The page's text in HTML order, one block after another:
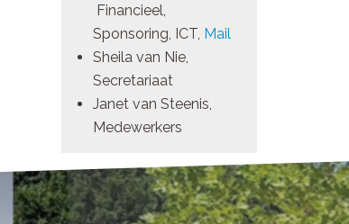
Financieel,
Sponsoring, ICT, Mail
Sheila van Nie,
Secretariaat
Janet van Steenis,
Medewerkers